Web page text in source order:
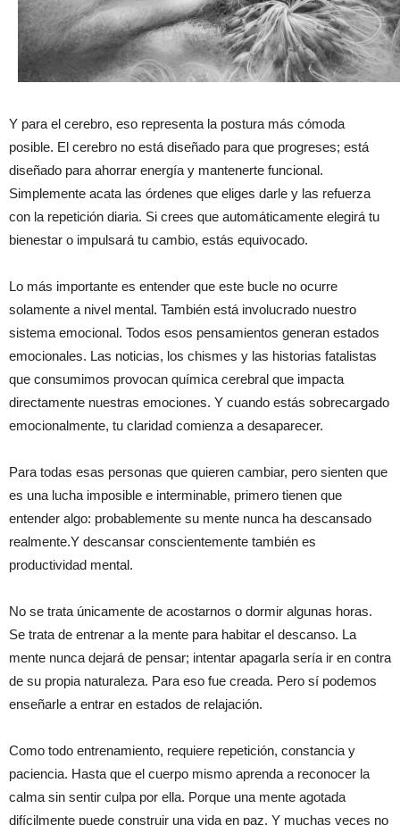
Y para el cerebro, eso representa la postura más cómoda
posible. El cerebro no está diseñado para que progreses; está
diseñado para ahorrar energía y mantenerte funcional.
Simplemente acata las órdenes que eliges darle y las refuerza
con la repetición diaria. Si crees que automáticamente elegirá tu
bienestar o impulsará tu cambio, estás equivocado.
Lo más importante es entender que este bucle no ocurre
solamente a nivel mental. También está involucrado nuestro
sistema emocional. Todos esos pensamientos generan estados
emocionales. Las noticias, los chismes y las historias fatalistas
que consumimos provocan química cerebral que impacta
directamente nuestras emociones. Y cuando estás sobrecargado
emocionalmente, tu claridad comienza a desaparecer.
Para todas esas personas que quieren cambiar, pero sienten que
es una lucha imposible e interminable, primero tienen que
entender algo: probablemente su mente nunca ha descansado
realmente.Y descansar conscientemente también es
productividad mental.
No se trata únicamente de acostarnos o dormir algunas horas.
Se trata de entrenar a la mente para habitar el descanso. La
mente nunca dejará de pensar; intentar apagarla sería ir en contra
de su propia naturaleza. Para eso fue creada. Pero sí podemos
enseñarle a entrar en estados de relajación.
Como todo entrenamiento, requiere repetición, constancia y
paciencia. Hasta que el cuerpo mismo aprenda a reconocer la
calma sin sentir culpa por ella. Porque una mente agotada
difícilmente puede construir una vida en paz. Y muchas veces no